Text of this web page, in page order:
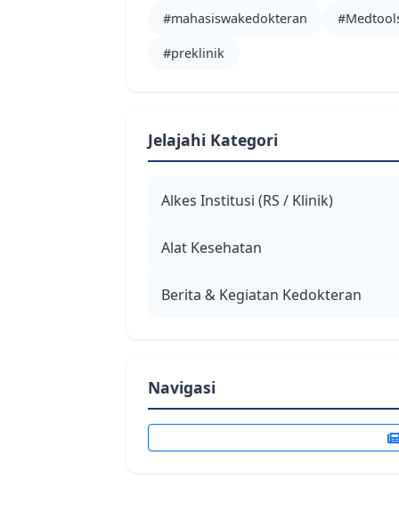
#mahasiswakedokteran
#preklinik
Jelajahi Kategori
Alkes Institusi (RS / Klinik)
Alat Kesehatan
Berita & Kegiatan Kedokteran
Navigasi